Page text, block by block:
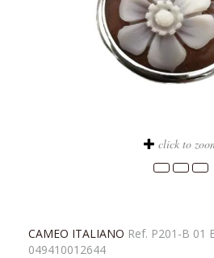
click to
CAMEO ITALIANO Ref. P201-B 01
049410012644